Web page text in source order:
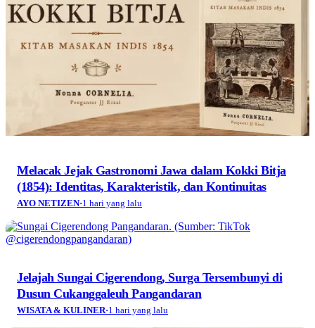
Melacak Jejak Gastronomi Jawa dalam Kokki Bitja
(1854): Identitas, Karakteristik, dan Kontinuitas
AYO NETIZEN·1 hari yang lalu
Jelajah Sungai Cigerendong, Surga Tersembunyi di
Dusun Cukanggaleuh Pangandaran
WISATA & KULINER·1 hari yang lalu